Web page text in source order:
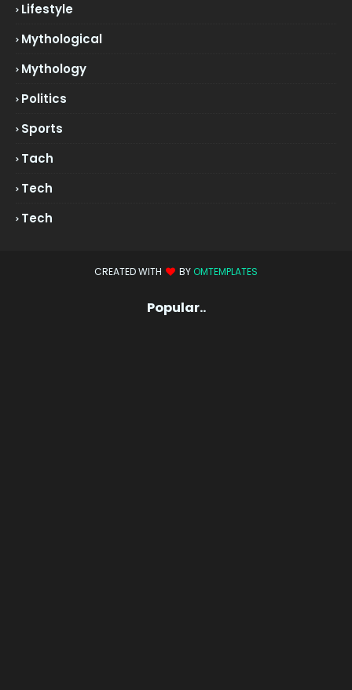
Lifestyle
Mythological
Mythology
Politics
Sports
Tach
Tech
Tech
CREATED WITH BY OMTEMPLATES
Popular..